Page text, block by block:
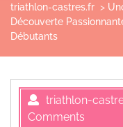
triathlon-castres.fr >
Découverte
Débutants
triathlon-
Comments